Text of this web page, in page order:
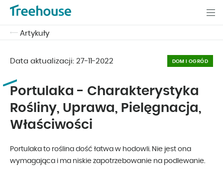
Artykuły
Data aktualizacji: 27-11-2022 DOM I OGRÓD
Portulaka - Charakterystyka
Rośliny, Uprawa, Pielęgnacja,
Właściwości
Portulaka to roślina dość łatwa w hodowli. Nie jest ona
wymagająca i ma niskie zapotrzebowanie na podlewanie.